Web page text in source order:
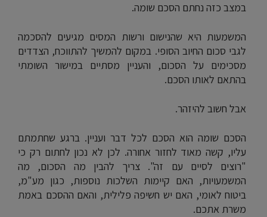
במצב כזה נחתם הסכם שומה.
המשמעות היא שהנישום ורשות המסים מגיעים להסכמה
לגבי סכום החיוב הסופי. במקום להמשיך להתווכח, הצדדים
מסכימים על הסכום, והעניין מסתיים במישור השומתי
בהתאם לאותו הסכם.
אבל חשוב להיזהר.
הסכם שומה הוא הסכם לכל דבר ועניין. ברגע שחתמתם
עליו, קשה מאוד לחזור אחורה. לכן לא נכון לחתום רק כי
"רוצים לסיים עם זה". צריך להבין מה הסכום, מה
המשמעויות, האם קיימות השלכות נוספות, כגון מע"מ,
ביטוח לאומי, האם יש חשיפה פלילית, והאם ההסכם באמת
משרת אתכם.